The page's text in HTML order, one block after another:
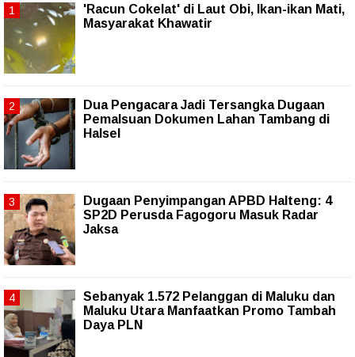
'Racun Cokelat' di Laut Obi, Ikan-ikan Mati,
Masyarakat Khawatir
Dua Pengacara Jadi Tersangka Dugaan
Pemalsuan Dokumen Lahan Tambang di
Halsel
Dugaan Penyimpangan APBD Halteng: 4
SP2D Perusda Fagogoru Masuk Radar
Jaksa
Sebanyak 1.572 Pelanggan di Maluku dan
Maluku Utara Manfaatkan Promo Tambah
Daya PLN